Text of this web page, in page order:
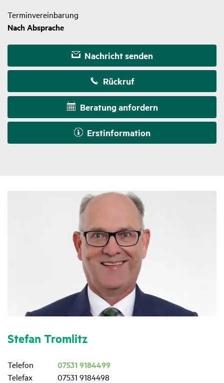
Terminvereinbarung
Nach Absprache
Nachricht senden
Rückruf
Beratung anfordern
Erstinformation
Stefan Trom­litz
Telefon 07531 9184499
Telefax
07531 9184498